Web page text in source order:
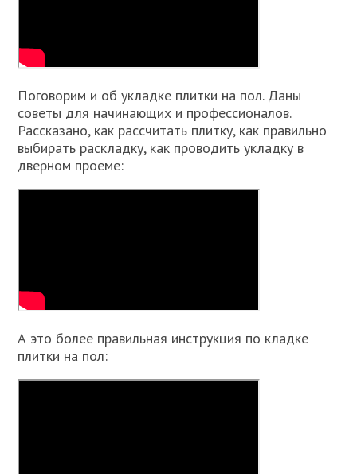
Поговорим и об укладке плитки на пол. Даны
советы для начинающих и профессионалов.
Рассказано, как рассчитать плитку, как правильно
выбирать раскладку, как проводить укладку в
дверном проеме:
А это более правильная инструкция по кладке
плитки на пол: